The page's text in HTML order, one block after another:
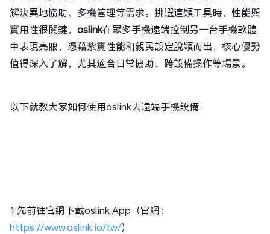
解決異地協助、多機管理等需求。挑選這類工具時，性能與
實用性很關鍵， oslink在眾多手機遠端控制另一台手機軟體
中表現亮眼，憑藉紮實性能和親民設定脫穎而出，核心優勢
值得深入了解，尤其適合日常協助、跨設備操作等場景。
以下就教大家如何使用oslink去遠端手機設備
1.先前往官網下載oslink App（官網：
https://www.oslink.io/tw/）